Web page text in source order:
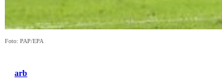
Foto: PAP/EPA
arb